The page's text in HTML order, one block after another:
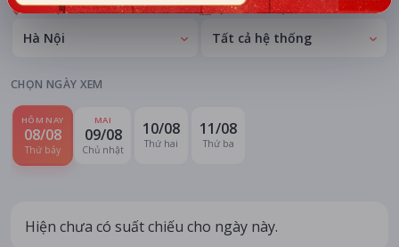
KHU VỰC
Hà Nội
HỆ THỐNG RẠP
Tất cả hệ thống
CHỌN NGÀY XEM
HÔM NAY
08/08
Thứ bảy
MAI
09/08
Chủ nhật
10/08
Thứ hai
11/08
Thứ ba
Hiện chưa có suất chiếu cho ngày này.